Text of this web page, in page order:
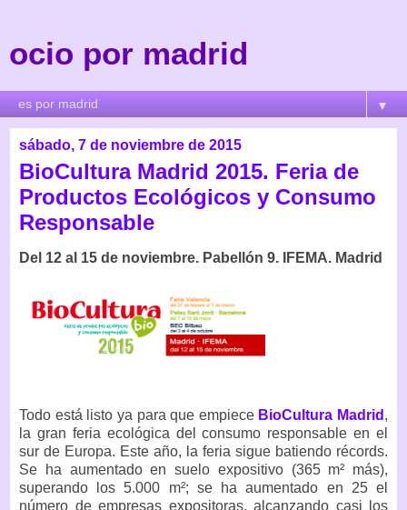
ocio por madrid
▼
sábado, 7 de noviembre de 2015
BioCultura Madrid 2015. Feria de
Productos Ecológicos y Consumo
Responsable
Del 12 al 15 de noviembre. Pabellón 9. IFEMA. Madrid
Todo está listo ya para que empiece BioCultura Madrid ,
la gran feria ecológica del consumo responsable en el
sur de Europa. Este año, la feria sigue batiendo récords.
Se ha aumentado en suelo expositivo (365 m² más),
superando los 5.000 m²; se ha aumentado en 25 el
número de empresas expositoras, alcanzando casi los